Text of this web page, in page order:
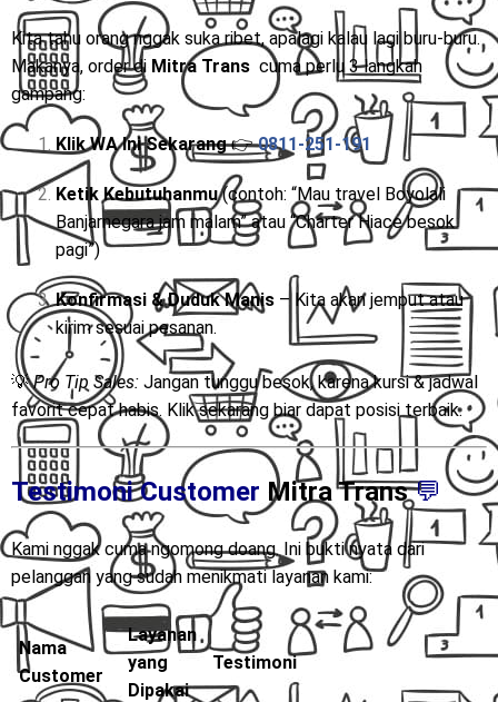
Kita tahu orang nggak suka ribet, apalagi kalau lagi buru-buru.
Makanya, order di Mitra Trans cuma perlu 3 langkah
gampang:
Klik WA Ini Sekarang👉0811-251-191
Ketik Kebutuhanmu(contoh: “Mau travel Boyolali
Banjarnegara jam malam” atau “Charter Hiace besok
pagi”)
Konfirmasi & Duduk Manis – Kita akan jemput atau
kirim sesuai pesanan.
💡Pro Tip Sales: Jangan tunggu besok, karena kursi & jadwal
favorit cepat habis. Klik sekarang biar dapat posisi terbaik.
Testimoni Customer Mitra Trans💬
Kami nggak cuma ngomong doang. Ini bukti nyata dari
pelanggan yang sudah menikmati layanan kami:
Nama
Customer
Layanan
yang
Dipakai
Testimoni